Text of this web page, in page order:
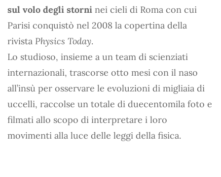
sul volo degli storni nei cieli di Roma con cui
Parisi conquistò nel 2008 la copertina della
rivista Physics Today.
Lo studioso, insieme a un team di scienziati
internazionali, trascorse otto mesi con il naso
all’insù per osservare le evoluzioni di migliaia di
uccelli, raccolse un totale di duecentomila foto e
filmati allo scopo di interpretare i loro
movimenti alla luce delle leggi della fisica.